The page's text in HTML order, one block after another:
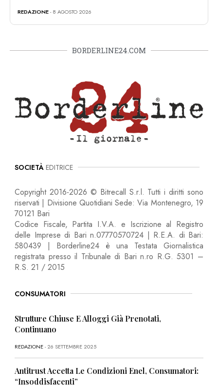
REDAZIONE- 8 AGOSTO 2026
BORDERLINE24.COM
SOCIETÀ EDITRICE
Copyright 2016-2026 © Bitrecall S.r.l. Tutti i diritti sono
riservati | Divisione Quotidiani Sede: Via Montenegro, 19
70121 Bari
Codice Fiscale, Partita I.V.A. e Iscrizione al Registro
delle Imprese di Bari n.07770570724 | R.E.A. di Bari:
580439 | Borderline24 è una Testata Giornalistica
registrata presso il Tribunale di Bari n.ro R.G. 5301 –
R.S. 21 / 2015
CONSUMATORI
Strutture Chiuse E Alloggi Già Prenotati,
Continuano
REDAZIONE- 26 SETTEMBRE 2025
Antitrust Accetta Le Condizioni Enel, Consumatori:
“Insoddisfacenti”